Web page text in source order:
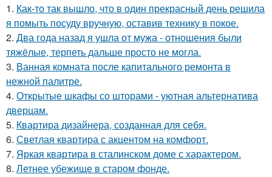
1. Как-то так вышло, что в один прекрасный день решила
я помыть посуду вручную, оставив технику в покое.
2. Два года назад я ушла от мужа - отношения были
тяжёлые, терпеть дальше просто не могла.
3. Ванная комната после капитального ремонта в
нежной палитре.
4. Открытые шкафы со шторами - уютная альтернатива
дверцам.
5. Квартира дизайнера, созданная для себя.
6. Светлая квартира с акцентом на комфорт.
7. Яркая квартира в сталинском доме с характером.
8. Летнее убежище в старом фонде.